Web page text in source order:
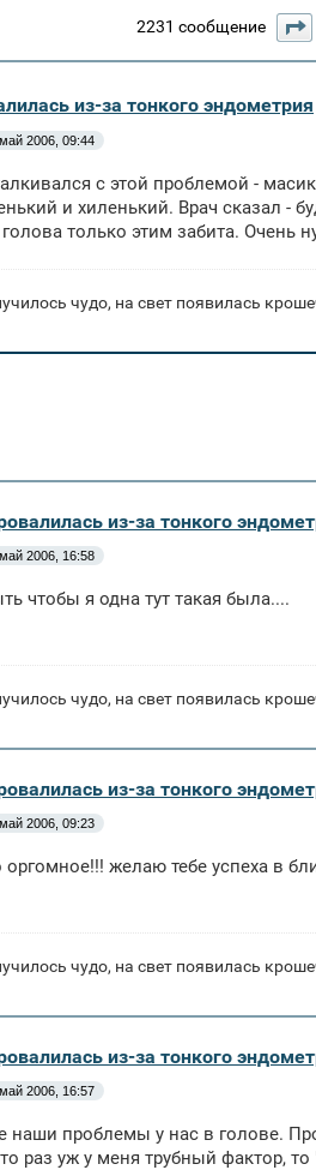
2231 сообщение
из-за тонкого эндометрия
2006, 09:44
с этой проблемой -
и хиленький. Врач сказал -
голова только этим забита.
чудо, на свет появилась
из-за тонкого
2006, 16:58
чтобы я одна тут такая была....
чудо, на свет появилась
из-за тонкого
2006, 09:23
оргомное!!! желаю тебе успеха в
чудо, на свет появилась
из-за тонкого
2006, 16:57
наши проблемы у нас в голове.
раз уж у меня трубный фактор,